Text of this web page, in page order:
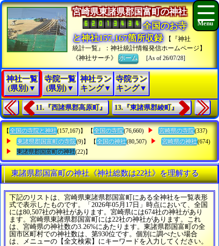
宮崎県東諸県郡国富町の神社
全国のお寺
と神社157,167箇所収録
【『神社
統計一覧』：神社統計情報発信ホームページ】
《神社サーチ》ホーム [As of 26/07/28]
神社一覧
(県別)▼
寺院一覧
(県別)▼
神社ラン
キング▼
寺院ラン
キング▼
11.『西諸県郡高原町』 13.『東諸県郡綾町』
【 全国の寺院と神社(157,167)】 【 全国の寺院(76,660) 宮崎県の寺院(337)
東諸県郡国富町の寺院(9)】 【 全国の神社(80,507) 宮崎県の神社(674)
東諸県郡国富町の神社(22)】
東諸県郡国富町の神社《神社総数は22社》を理解する
下記のリストは、宮崎県東諸県郡国富町にある全神社を一覧表形
式で表示したものです。「2026年05月17日」時点において、全国
には80,507社の神社があります。宮崎県には674社の神社があり
ます。宮崎県東諸県郡国富町には22社の神社があります。これ
は、宮崎県の神社数の3.26%にあたります。東諸県郡国富町の全
国市区町村での神社数は、第930位です。個別に調べたい場合
は、メニューの【全文検索】にキーワードを入力してください。